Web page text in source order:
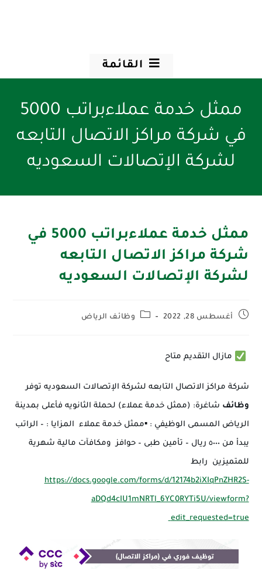
القائمة
ممثل خدمة عملاءبراتب 5000
في شركة مراكز الاتصال التابعه
لشركة الإتصالات السعوديه
ممثل خدمة عملاءبراتب 5000 في
شركة مراكز الاتصال التابعه
لشركة الإتصالات السعوديه
أغسطس 28, 2022 وظائف الرياض
مازال التقديم متاح
شركة مراكز الاتصال التابعه لشركة الإتصالات السعوديه توفر
وظائف شاغرة: (ممثل خدمة عملاء) لحملة الثانويه فأعلى بمدينة
الرياض المسمى الوظيفي : ▪︎ممثل خدمة عملاء  المزايا : – الراتب
يبدأ من ٥٠٠٠ ريال – تأمين طبى – حوافز  ومكافآت مالية شهرية
للمتميزين  رابط
https://docs.google.com/forms/d/12174b2iXIqPnZHR2S-
aDQd4cIU1mNRTl_6YC0RYTi5U/viewform?
edit_requested=true